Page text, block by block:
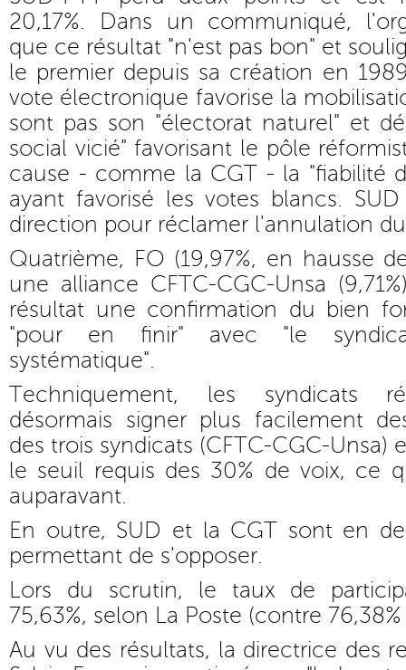
20,17%. Dans un communiqué,
que ce résultat "n'est pas bon" et
le premier depuis sa création en
vote électronique favorise la
sont pas son "électorat naturel" et
social vicié" favorisant le pôle
cause - comme la CGT - la "fiabilité
ayant favorisé les votes blancs.
direction pour réclamer l'annulation
Quatrième, FO (19,97%, en hausse
une alliance CFTC-CGC-Unsa
résultat une confirmation du bien
"pour en finir" avec "le
systématique".
Techniquement, les syndicats
désormais signer plus facilement
des trois syndicats (CFTC-CGC-Unsa)
le seuil requis des 30% de voix, ce
auparavant.
En outre, SUD et la CGT sont en
permettant de s'opposer.
Lors du scrutin, le taux de
75,63%, selon La Poste (contre
Au vu des résultats, la directrice des